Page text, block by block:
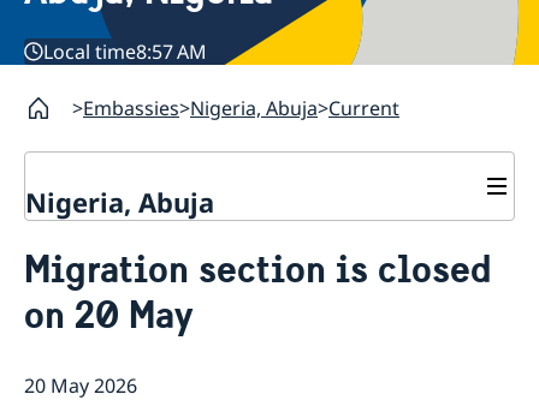
Local time8:57 AM
Embassies Nigeria, Abuja Current
Nigeria, Abuja
About us
Embassy staff
GDPR
Current
Migration section is closed
on 20 May
20 May 2026